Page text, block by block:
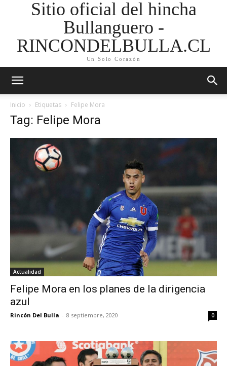
Sitio oficial del hincha
Bullanguero -
RINCONDELBULLA.CL
Un Solo Corazón
Inicio Etiquetas Felipe Mora
Tag: Felipe Mora
Actualidad
Felipe Mora en los planes de la dirigencia
azul
Rincón Del Bulla - 8 septiembre, 2020 0